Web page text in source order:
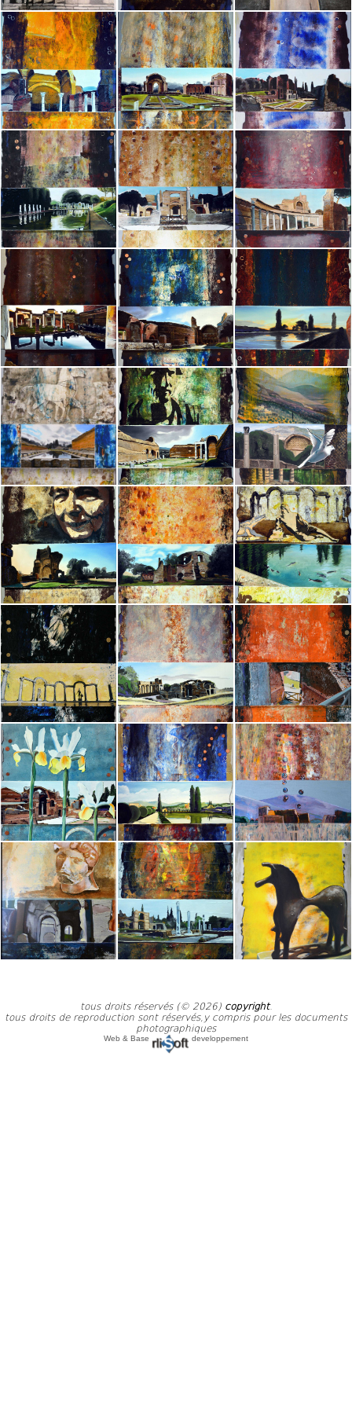
tous droits réservés (© 2026) copyright.
tous droits de reproduction sont réservés,y compris pour les documents
photographiques
Web & Base developpement